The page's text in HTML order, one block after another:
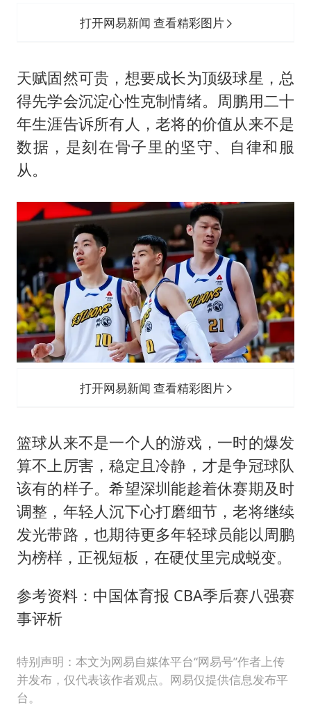
打开网易新闻 查看精彩图片
天赋固然可贵，想要成长为顶级球星，总
得先学会沉淀心性克制情绪。周鹏用二十
年生涯告诉所有人，老将的价值从来不是
数据，是刻在骨子里的坚守、自律和服
从。
打开网易新闻 查看精彩图片
篮球从来不是一个人的游戏，一时的爆发
算不上厉害，稳定且冷静，才是争冠球队
该有的样子。希望深圳能趁着休赛期及时
调整，年轻人沉下心打磨细节，老将继续
发光带路，也期待更多年轻球员能以周鹏
为榜样，正视短板，在硬仗里完成蜕变。
参考资料：中国体育报 CBA季后赛八强赛
事评析
特别声明：本文为网易自媒体平台“网易号”作者上传
并发布，仅代表该作者观点。网易仅提供信息发布平
台。